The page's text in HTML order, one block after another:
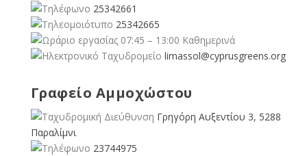
25342661
25342665
07:45 – 13:00 Καθημερινά
limassol@cyprusgreens.org
Γραφείο Αμμοχώστου
Γρηγόρη Αυξεντίου 3, 5288
Παραλίμνι
23744975